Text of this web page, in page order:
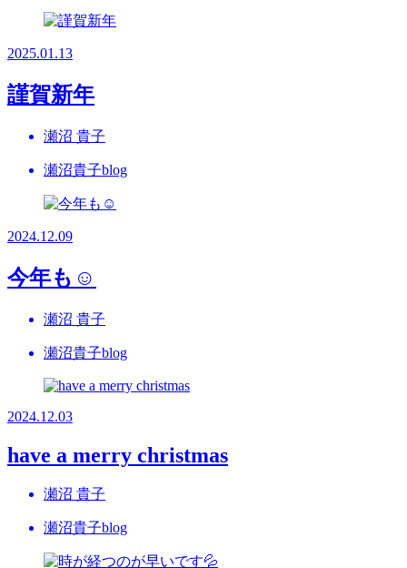
2025.01.13
謹賀新年
瀬沼 貴子
瀬沼貴子blog
2024.12.09
今年も☺
瀬沼 貴子
瀬沼貴子blog
2024.12.03
have a merry christmas
瀬沼 貴子
瀬沼貴子blog